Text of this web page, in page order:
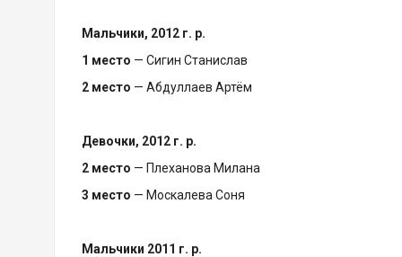
Мальчики, 2012 г. р.
1 место — Сигин Станислав
2 место — Абдуллаев Артём
Девочки, 2012 г. р.
2 место — Плеханова Милана
3 место — Москалева Соня
Мальчики 2011 г. р.